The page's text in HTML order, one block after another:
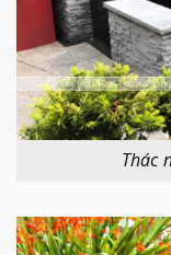
Thác